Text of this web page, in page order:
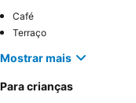
Café
Terraço
Mostrar mais
Para crianças